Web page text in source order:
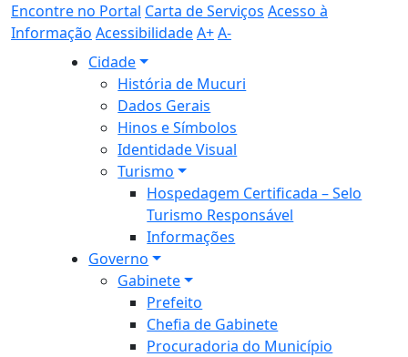
Encontre no Portal Carta de Serviços Acesso à
Informação AcessibilidadeA+A-
Cidade
História de Mucuri
Dados Gerais
Hinos e Símbolos
Identidade Visual
Turismo
Hospedagem Certificada – Selo
Turismo Responsável
Informações
Governo
Gabinete
Prefeito
Chefia de Gabinete
Procuradoria do Município